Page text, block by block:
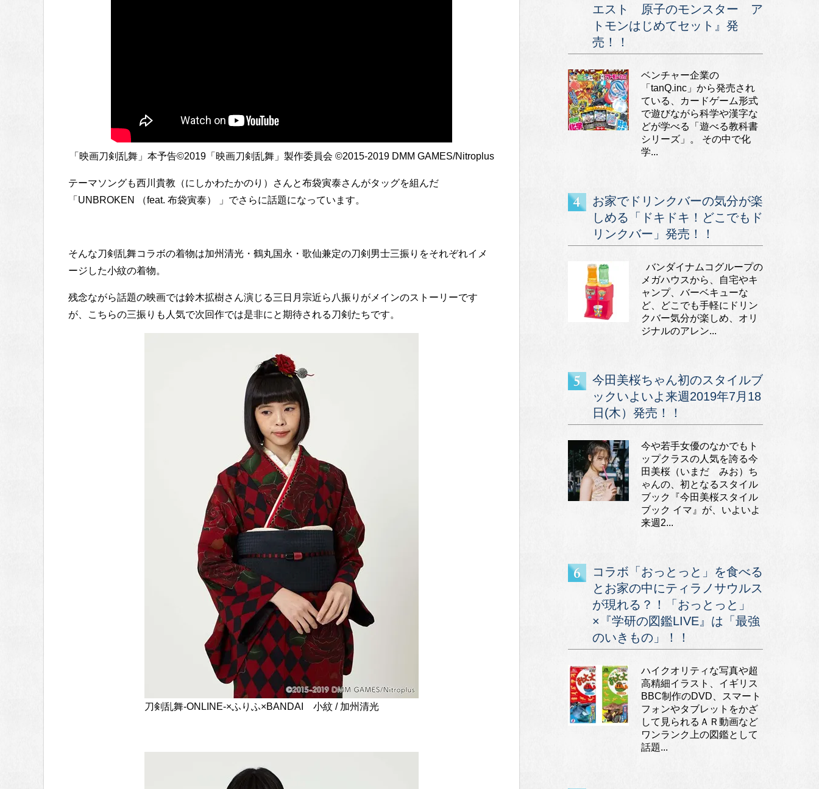
「映画刀剣乱舞」本予告©2019「映画刀剣乱舞」製作委員会 ©2015-2019 DMM GAMES/Nitroplus
テーマソングも西川貴教（にしかわたかのり）さんと布袋寅泰さんがタッグを組んだ
「UNBROKEN （feat. 布袋寅泰） 」でさらに話題になっています。
そんな刀剣乱舞コラボの着物は加州清光・鶴丸国永・歌仙兼定の刀剣男士三振りをそれぞれイメ
ージした小紋の着物。
残念ながら話題の映画では鈴木拡樹さん演じる三日月宗近ら八振りがメインのストーリーです
が、こちらの三振りも人気で次回作では是非にと期待される刀剣たちです。
刀剣乱舞-ONLINE-×ふりふ×BANDAI 小紋 / 加州清光
エスト 原子のモンスター ア
トモンはじめてセット』発
売！！
ベンチャー企業の
「tanQ.inc」から発売され
ている、カードゲーム形式
で遊びながら科学や漢字な
どが学べる「遊べる教科書
シリーズ」。 その中で化
学...
お家でドリンクバーの気分が楽
しめる「ドキドキ！どこでもド
リンクバー」発売！！
バンダイナムコグループの
メガハウスから、自宅やキ
ャンプ、バーベキューな
ど、どこでも手軽にドリン
クバー気分が楽しめ、オリ
ジナルのアレン...
今田美桜ちゃん初のスタイルブ
ックいよいよ来週2019年7月18
日(木）発売！！
今や若手女優のなかでもト
ップクラスの人気を誇る今
田美桜（いまだ みお）ち
ゃんの、初となるスタイル
ブック『今田美桜スタイル
ブック イマ』が、いよいよ
来週2...
コラボ「おっとっと」を食べる
とお家の中にティラノサウルス
が現れる？！「おっとっと」
×『学研の図鑑LIVE』は「最強
のいきもの」！！
ハイクオリティな写真や超
高精細イラスト、イギリス
BBC制作のDVD、スマート
フォンやタブレットをかざ
して見られるＡＲ動画など
ワンランク上の図鑑として
話題...